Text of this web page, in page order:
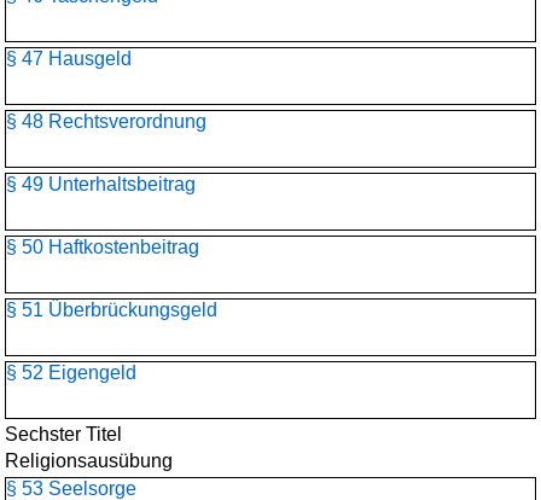
§ 47 Hausgeld
§ 48 Rechtsverordnung
§ 49 Unterhaltsbeitrag
§ 50 Haftkostenbeitrag
§ 51 Überbrückungsgeld
§ 52 Eigengeld
Sechster Titel
Religionsausübung
§ 53 Seelsorge